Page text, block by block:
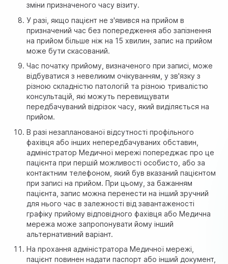
зміни призначеного часу візиту.
У разі, якщо пацієнт не з'явився на прийом в
призначений час без попередження або запізнення
на прийом більше ніж на 15 хвилин, запис на прийом
може бути скасований.
Час початку прийому, визначеного при записі, може
відбуватися з невеликим очікуванням, у зв'язку з
різною складністю патологій та різною тривалістю
консультацій, які можуть перевищувати
передбачуваний відрізок часу, який виділяється на
прийом.
В разі незапланованої відсутності профільного
фахівця або інших непередбачуваних обставин,
адміністратор Медичної мережі попереджає про це
пацієнта при першій можливості особисто, або за
контактним телефоном, який був вказаний пацієнтом
при записі на прийом. При цьому, за бажанням
пацієнта, запис можна перенести на інший зручний
для нього час в залежності від завантаженості
графіку прийому відповідного фахівця або Медична
мережа може запропонувати йому інший
альтернативний варіант.
На прохання адміністратора Медичної мережі,
пацієнт повинен надати паспорт або інший документ,